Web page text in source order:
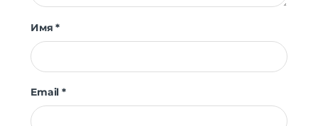
Имя*
Email*